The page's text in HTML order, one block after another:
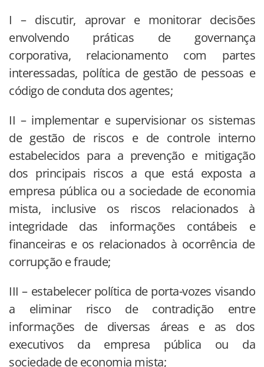
I – discutir, aprovar e monitorar decisões
envolvendo práticas de governança
corporativa, relacionamento com partes
interessadas, política de gestão de pessoas e
código de conduta dos agentes;
II – implementar e supervisionar os sistemas
de gestão de riscos e de controle interno
estabelecidos para a prevenção e mitigação
dos principais riscos a que está exposta a
empresa pública ou a sociedade de economia
mista, inclusive os riscos relacionados à
integridade das informações contábeis e
financeiras e os relacionados à ocorrência de
corrupção e fraude;
III – estabelecer política de porta-vozes visando
a eliminar risco de contradição entre
informações de diversas áreas e as dos
executivos da empresa pública ou da
sociedade de economia mista;